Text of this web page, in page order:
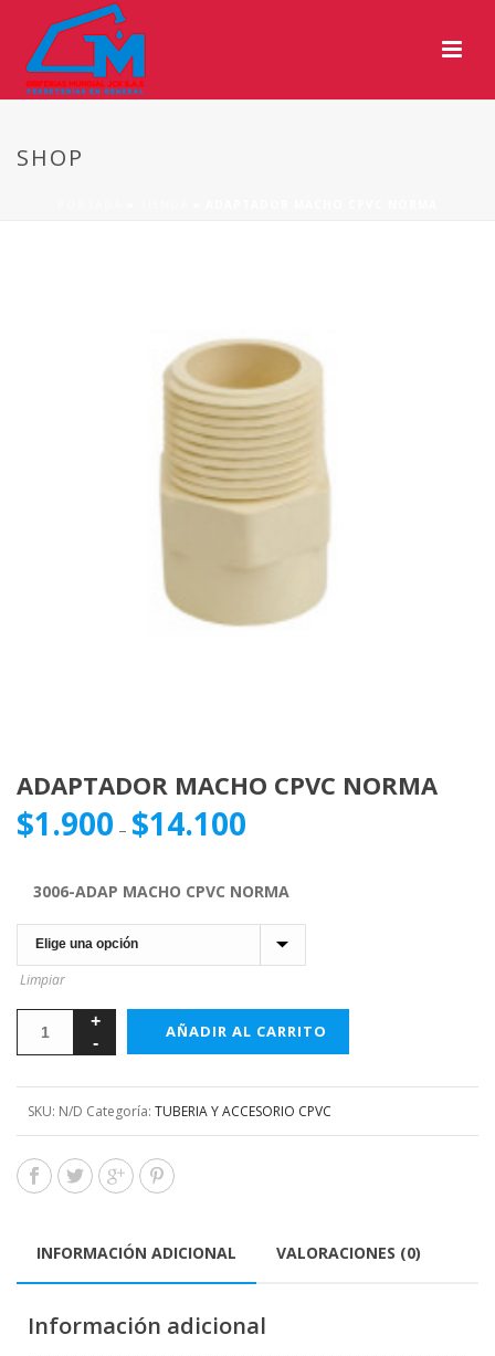
SHOP
ADAPTADOR MACHO CPVC NORMA
$1.900 – $14.100
3006-ADAP MACHO CPVC NORMA
Limpiar
AÑADIR AL CARRITO
SKU: N/D Categoría: TUBERIA Y ACCESORIO CPVC
INFORMACIÓN ADICIONAL VALORACIONES (0)
Información adicional